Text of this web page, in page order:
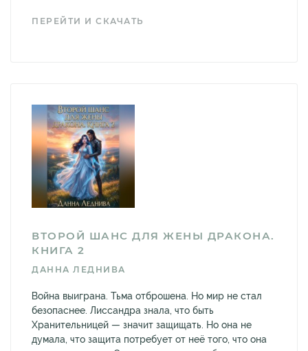
ПЕРЕЙТИ И СКАЧАТЬ
ВТОРОЙ ШАНС ДЛЯ ЖЕНЫ ДРАКОНА.
КНИГА 2
ДАННА ЛЕДНИВА
Война выиграна. Тьма отброшена. Но мир не стал
безопаснее. Лиссандра знала, что быть
Хранительницей — значит защищать. Но она не
думала, что защита потребует от неё того, что она